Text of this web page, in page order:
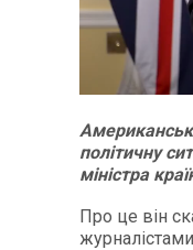
політичну
міністра
Про це він